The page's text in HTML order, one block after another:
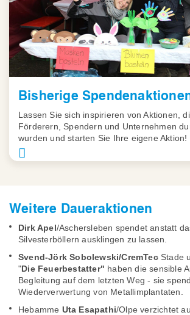
Bisherige
Lassen Sie sich inspirieren von Aktionen,
Förderern, Spendern und Unternehmen
wurden und starten Sie Ihre eigene Aktion!
Weitere Daueraktionen
Dirk Apel/Aschersleben spendet anstatt
Silvesterböllern ausklingen zu lassen.
Svend-Jörk Sobolewski/CremTecStade
"Die Feuerbestatter" haben die sensible
Begleitung auf dem letzten Weg - sie
Wiederverwertung von Metallimplantaten.
Hebamme Uta Esapathi/Olpe verzichtet